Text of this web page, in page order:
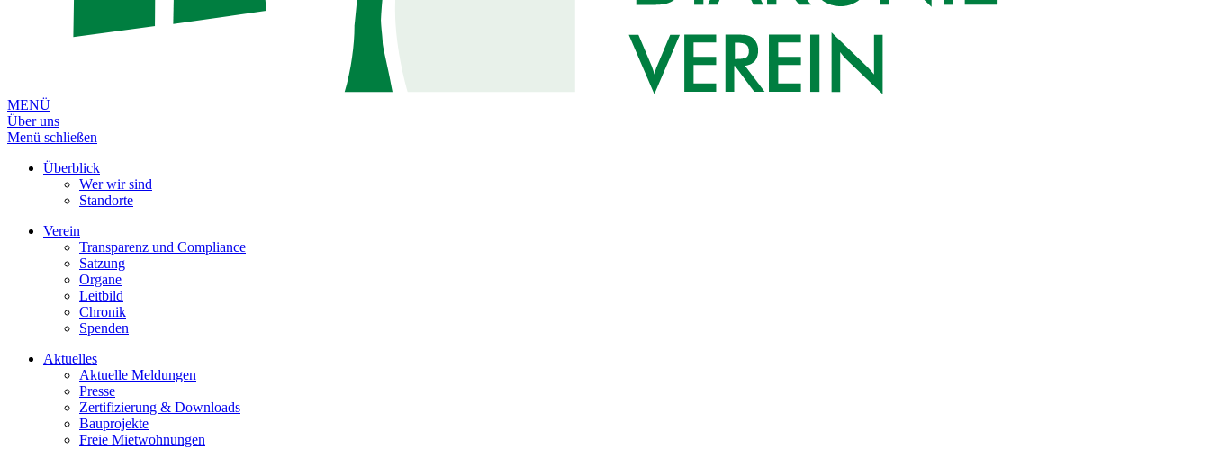
MENÜ
Über uns
Menü schließen
Überblick
Wer wir sind
Standorte
Verein
Transparenz und Compliance
Satzung
Organe
Leitbild
Chronik
Spenden
Aktuelles
Aktuelle Meldungen
Presse
Zertifizierung & Downloads
Bauprojekte
Freie Mietwohnungen